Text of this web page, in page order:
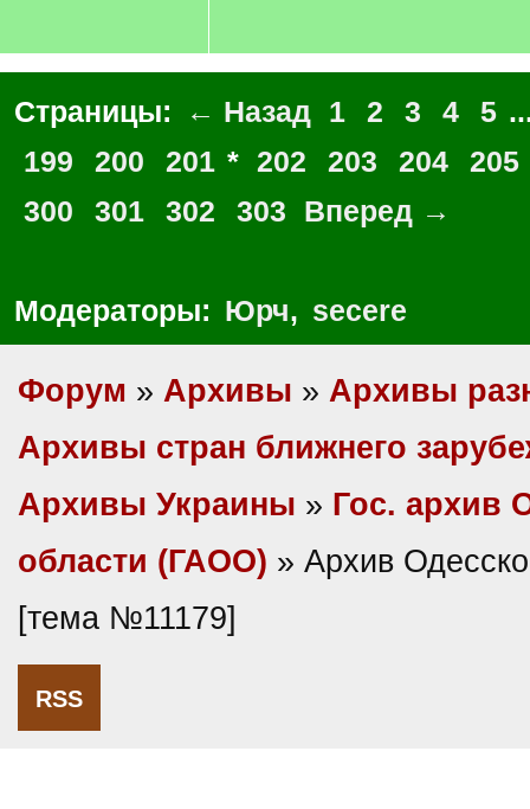
Страницы: ← Назад 1 2 3 4 5
199
200 201 * 202 203 204 205
300
301 302 303 Вперед →
Модераторы: Юрч, secere
Форум » Архивы » Архивы
Архивы стран ближнего
Архивы Украины » Гос. архив
области (ГАОО) » Архив
[тема №11179]
RSS